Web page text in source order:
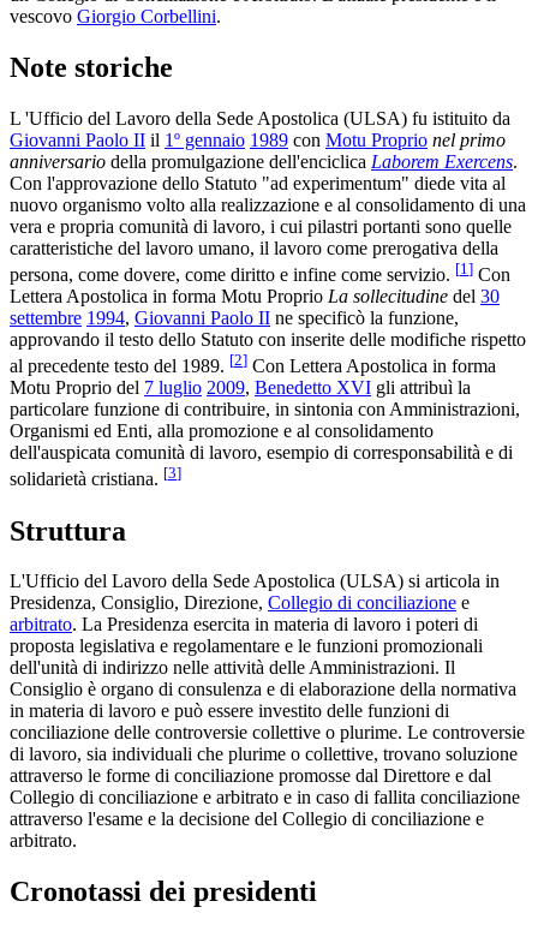
vescovo Giorgio Corbellini.
Note storiche
L 'Ufficio del Lavoro della Sede Apostolica (ULSA) fu istituito da
Giovanni Paolo II il 1º gennaio 1989 con Motu Proprio nel primo
anniversario della promulgazione dell'enciclica Laborem Exercens.
Con l'approvazione dello Statuto "ad experimentum" diede vita al
nuovo organismo volto alla realizzazione e al consolidamento di una
vera e propria comunità di lavoro, i cui pilastri portanti sono quelle
caratteristiche del lavoro umano, il lavoro come prerogativa della
persona, come dovere, come diritto e infine come servizio. [1 ] Con
Lettera Apostolica in forma Motu Proprio La sollecitudine del 30
settembre 1994, Giovanni Paolo II ne specificò la funzione,
approvando il testo dello Statuto con inserite delle modifiche rispetto
al precedente testo del 1989. [2] Con Lettera Apostolica in forma
Motu Proprio del 7 luglio 2009, Benedetto XVI gli attribuì la
particolare funzione di contribuire, in sintonia con Amministrazioni,
Organismi ed Enti, alla promozione e al consolidamento
dell'auspicata comunità di lavoro, esempio di corresponsabilità e di
solidarietà cristiana. [3]
Struttura
L'Ufficio del Lavoro della Sede Apostolica (ULSA) si articola in
Presidenza, Consiglio, Direzione, Collegio di conciliazione e
arbitrato. La Presidenza esercita in materia di lavoro i poteri di
proposta legislativa e regolamentare e le funzioni promozionali
dell'unità di indirizzo nelle attività delle Amministrazioni. Il
Consiglio è organo di consulenza e di elaborazione della normativa
in materia di lavoro e può essere investito delle funzioni di
conciliazione delle controversie collettive o plurime. Le controversie
di lavoro, sia individuali che plurime o collettive, trovano soluzione
attraverso le forme di conciliazione promosse dal Direttore e dal
Collegio di conciliazione e arbitrato e in caso di fallita conciliazione
attraverso l'esame e la decisione del Collegio di conciliazione e
arbitrato.
Cronotassi dei presidenti